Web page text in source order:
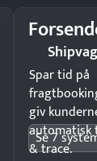
Spar tid på
giv
automatisk
& trace.
Se 7